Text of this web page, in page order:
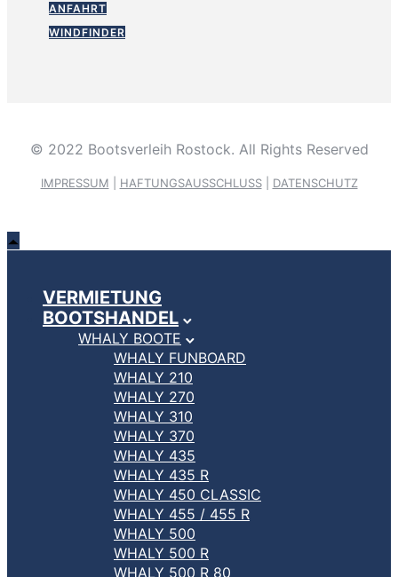
ANFAHRT
WINDFINDER
© 2022 Bootsverleih Rostock. All Rights Reserved
IMPRESSUM HAFTUNGSAUSSCHLUSS| DATENSCHUTZ
VERMIETUNG
BOOTSHANDEL
WHALY BOOTE
WHALY FUNBOARD
WHALY 210
WHALY 270
WHALY 310
WHALY 370
WHALY 435
WHALY 435 R
WHALY 450 CLASSIC
WHALY 455 / 455 R
WHALY 500
WHALY 500 R
WHALY 500 R 80